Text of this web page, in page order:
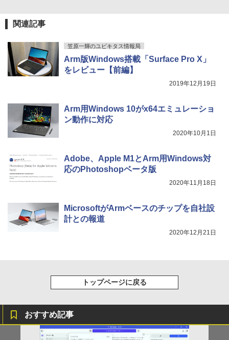
軽量 コンパクト 省スペース 小型 minipc
ミニパソコン デスクトップ 本体 組込 産
業用 工業用 Skynew S4
Khadas Mind 2 ミニPC｜intel Core Ult
ra 7 155H｜ おすすめミニPC｜32GB・6
4GBメモリ +SSD1TB・2TB、業界のな
8K｜Copilot対応AI PC｜世界初モジュー
ル式ミニパソコン
ル 1280x1024 スクエア HDMI USBハブ
高さ調整 中古ディスプレイ
￥8,800
￥2,980
関連記事
笠原一輝のユビキタス情報局
Arm版Windows搭載「Surface Pro X」
をレビュー【前編】
2019年12月19日
Arm用Windows 10がx64エミュレーショ
ン動作に対応
2020年10月1日
Adobe、Apple M1とArm用Windows対
応のPhotoshopベータ版
2020年11月18日
MicrosoftがArmベースのチップを自社設
計との報道
2020年12月21日
トップページに戻る
おすすめ記事